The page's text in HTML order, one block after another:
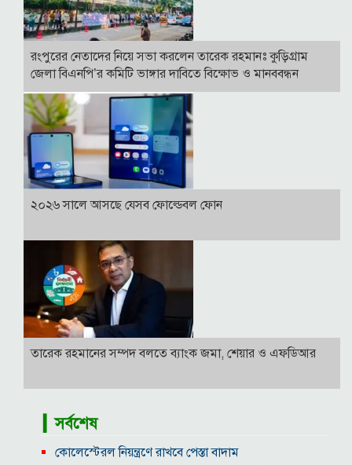
রংপুরের নেতাদের নিয়ে সভা করলেন তারেক রহমানঃ কুড়িগ্রাম
জেলা বিএনপি’র কমিটি ভাঙ্গার দাবিতে বিক্ষোভ ও মানববন্ধন
২০২৬ সালে আসছে যেসব ফোল্ডেবল ফোন
তারেক রহমানের সম্পদ বলতে ব্যাংক জমা, শেয়ার ও এফডিআর
▎সর্বশেষ
কোলেস্টেরল নিয়ন্ত্রণে রাখবে পেস্তা বাদাম